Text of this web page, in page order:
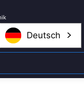
Deutsch